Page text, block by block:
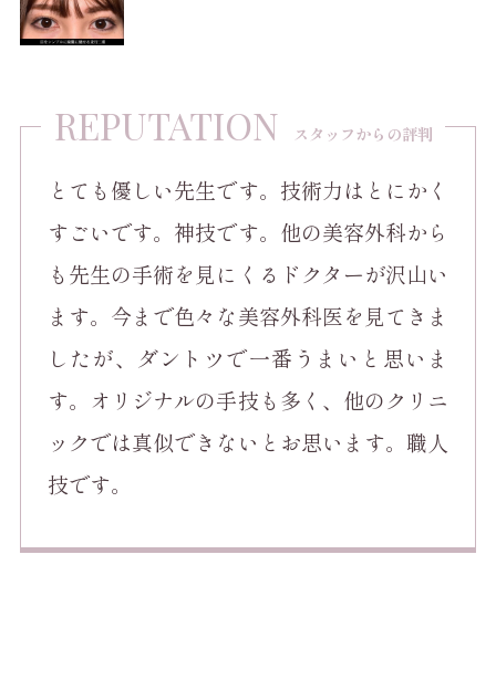
REPUTATION スタッフからの評判
とても優しい先生です。技術力はとにかく
すごいです。神技です。他の美容外科から
も先生の手術を見にくるドクターが沢山い
ます。今まで色々な美容外科医を見てきま
したが、ダントツで一番うまいと思いま
す。オリジナルの手技も多く、他のクリニ
ックでは真似できないとお思います。職人
技です。